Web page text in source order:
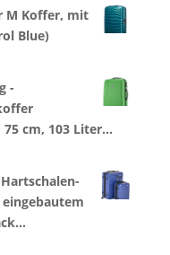
M Koffer, mit
Blue)
-
75 cm, 103 Liter…